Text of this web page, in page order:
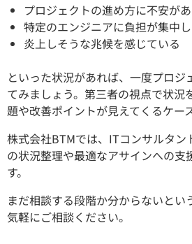
プロジェクトの進め方に不安が
特定のエンジニアに負担が集中
炎上しそうな兆候を感じている
といった状況があれば、一度プロジ
てみましょう。第三者の視点で状況
題や改善ポイントが見えてくるケー
株式会社BTMでは、ITコンサルタン
の状況整理や最適なアサインへの支
す。
まだ相談する段階か分からないとい
気軽にご相談ください。